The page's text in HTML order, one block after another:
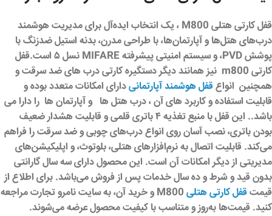
قفل کارتی هتلی M800 ، یک انتخاب ایده‌آل برای مدیریت هوشمند
درب‌های هتل‌ها و آپارتمان‌ها، با طراحی مدرن، بدنه استیل ضدزنگ با
پوشش PVD، و سیستم امنیتی پیشرفته MIFARE نسل ۵ است.قفل
کارتی m800 نیز همانند دیگر دستگیره کارتی درب های ضد سرقت و
همچنین انواعقفل هوشمند آپارتمانیدارای امکانات متعدد بوده و
قابلیت استفاده و کاربرد های آن ، درب هتل ها و آپارتمان ها را دارا می
باشد.. این قفل با منبع تغذیه ۴ باتری قلمی و قابلیت هشدار ضعیف
بودن باتری، نصب آسان روی انواع درب‌های چوبی و ضد سرقت را فراهم
می‌کند. قابلیت اتصال به نرم‌افزارهای هتلی، بلوتوث، و اپلیکیشن‌های
مدیریتی از دیگر امکانات آن است. این محصول دارای سه سال گارانتی
بدون قید و شرط و ده سال خدمات پس از فروش می‌باشد. برای اطلاع از
قیمتقفل کارتی هتلی نامرو تجارتمراجعه
کنید. قیمت‌ها به‌روز و متناسب با کیفیت محصول عرضه می‌شوند.